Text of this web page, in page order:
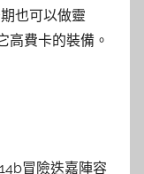
也可以做靈
高費卡的裝備。